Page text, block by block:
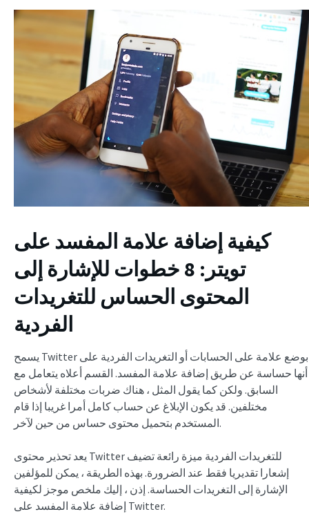
كيفية إضافة علامة المفسد على
تويتر: 8 خطوات للإشارة إلى
المحتوى الحساس للتغريدات
الفردية
يسمح Twitter بوضع علامة على الحسابات أو التغريدات الفردية على
أنها حساسة عن طريق إضافة علامة المفسد. القسم أعلاه يتعامل مع
السابق. ولكن كما يقول المثل ، هناك ضربات مختلفة لأشخاص
مختلفين. قد يكون الإبلاغ عن حساب كامل أمرا غريبا إذا قام
المستخدم بتحميل محتوى حساس من حين لآخر.
يعد تحذير محتوى Twitter للتغريدات الفردية ميزة رائعة تضيف
إشعارا تقديريا فقط عند الضرورة. بهذه الطريقة ، يمكن للمؤلفين
الإشارة إلى التغريدات الحساسة. إذن ، إليك ملخص موجز لكيفية
إضافة علامة المفسد على Twitter.